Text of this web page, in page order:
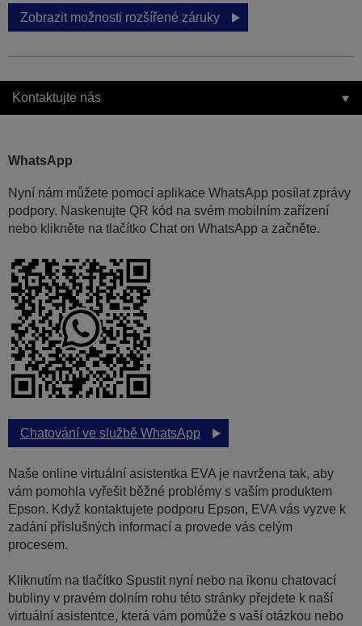
Zobrazit možnosti rozšířené záruky
Kontaktujte nás
WhatsApp
Nyní nám můžete pomocí aplikace WhatsApp posílat zprávy
podpory. Naskenujte QR kód na svém mobilním zařízení
nebo klikněte na tlačítko Chat on WhatsApp a začněte.
Chatování ve službě WhatsApp
Naše online virtuální asistentka EVA je navržena tak, aby
vám pomohla vyřešit běžné problémy s vaším produktem
Epson. Když kontaktujete podporu Epson, EVA vás vyzve k
zadání příslušných informací a provede vás celým
procesem.
Kliknutím na tlačítko Spustit nyní nebo na ikonu chatovací
bubliny v pravém dolním rohu této stránky přejdete k naší
virtuální asistentce, která vám pomůže s vaší otázkou nebo